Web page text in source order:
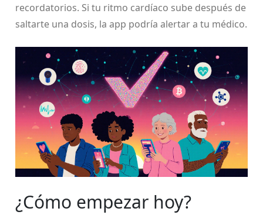
recordatorios. Si tu ritmo cardíaco sube después de
saltarte una dosis, la app podría alertar a tu médico.
¿Cómo empezar hoy?